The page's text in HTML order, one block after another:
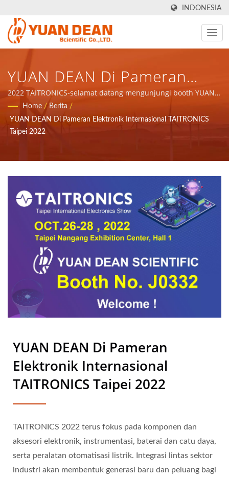
INDONESIA
YUAN DEAN Di Pameran
Elektronik Internasional
TAITRONICS Taipei 2022 -
Catu Daya & Produsen
Komponen Magnetik | YUAN
DEAN SCIENTIFIC CO., LTD.
2022 TAITRONICS-selamat datang mengunjungi booth YUAN
DEAN- J0332 | YDS didirikan pada tahun 1990 di Tainan,
Taiwan dan pabrik kami Ho Mao electronics didirikan pada
tahun 1995 di Xiamen, China. Kami adalah produsen
Home / Berita /
YUAN DEAN Di Pameran Elektronik Internasional TAITRONICS
Taipei 2022
YUAN DEAN Di Pameran
Elektronik Internasional
TAITRONICS Taipei 2022
TAITRONICS 2022 terus fokus pada komponen dan
aksesori elektronik, instrumentasi, baterai dan catu daya,
serta peralatan otomatisasi listrik. Integrasi lintas sektor
industri akan membentuk generasi baru dan peluang bagi